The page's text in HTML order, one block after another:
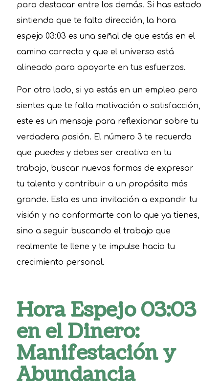
para destacar entre los demás. Si has estado
sintiendo que te falta dirección, la hora
espejo 03:03 es una señal de que estás en el
camino correcto y que el universo está
alineado para apoyarte en tus esfuerzos.
Por otro lado, si ya estás en un empleo pero
sientes que te falta motivación o satisfacción,
este es un mensaje para reflexionar sobre tu
verdadera pasión. El número 3 te recuerda
que puedes y debes ser creativo en tu
trabajo, buscar nuevas formas de expresar
tu talento y contribuir a un propósito más
grande. Esta es una invitación a expandir tu
visión y no conformarte con lo que ya tienes,
sino a seguir buscando el trabajo que
realmente te llene y te impulse hacia tu
crecimiento personal.
Hora Espejo 03:03
en el Dinero:
Manifestación y
Abundancia